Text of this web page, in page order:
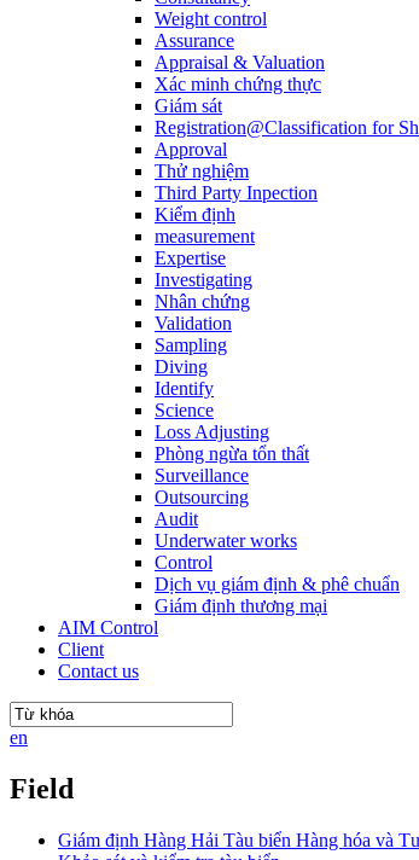
Weight control
Assurance
Appraisal & Valuation
Xác minh chứng thực
Giám sát
Registration@Classification for
Approval
Thử nghiệm
Third Party Inpection
Kiểm định
measurement
Expertise
Investigating
Nhân chứng
Validation
Sampling
Diving
Identify
Science
Loss Adjusting
Phòng ngừa tổn thất
Surveillance
Outsourcing
Audit
Underwater works
Control
Dịch vụ giám định & phê chuẩn
Giám định thương mại
AIM Control
Client
Contact us
en
Field
Giám định Hàng Hải Tàu biển Hàng hóa và